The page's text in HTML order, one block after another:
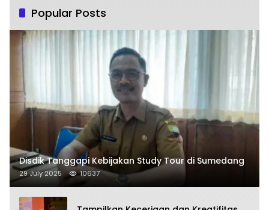
Popular Posts
Disdik Tanggapi Kebijakan Study Tour di Sumedang
29 July 2025 10637